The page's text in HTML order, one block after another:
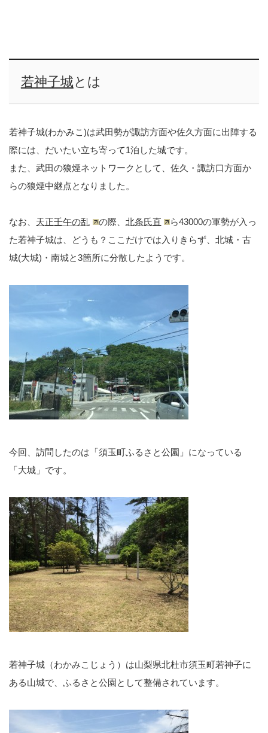
若神子城とは
若神子城(わかみこ)は武田勢が諏訪方面や佐久方面に出陣する
際には、だいたい立ち寄って1泊した城です。
また、武田の狼煙ネットワークとして、佐久・諏訪口方面か
らの狼煙中継点となりました。
なお、 天正壬午の乱 の際、 北条氏直
ら43000の軍勢が入っ
た若神子城は、どうも？ここだけでは入りきらず、北城・古
城(大城)・南城と3箇所に分散したようです。
今回、訪問したのは「須玉町ふるさと公園」になっている
「大城」です。
若神子城（わかみこじょう）は山梨県北杜市須玉町若神子に
ある山城で、ふるさと公園として整備されています。